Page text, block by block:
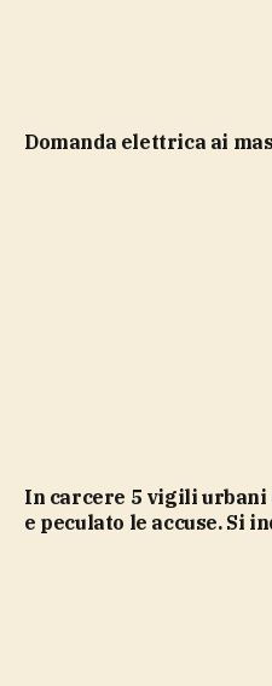
domanda elettrica ai
In carcere 5 vigili urbani di Milano, arresti illegali
e peculato le accuse. Si